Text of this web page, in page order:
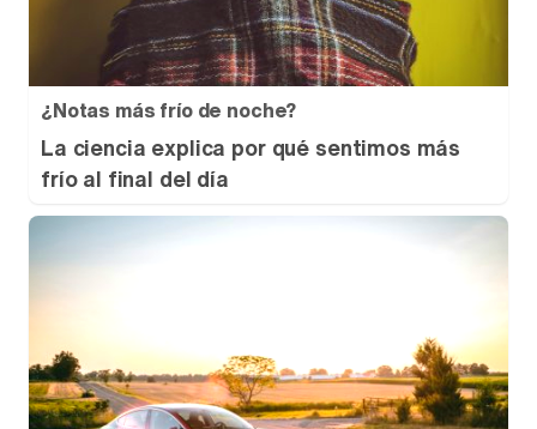
¿Notas más frío de noche?
La ciencia explica por qué sentimos más
frío al final del día